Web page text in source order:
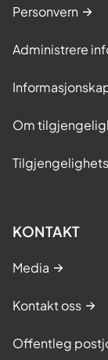
Personvern
Administrere
Om
KONTAKT
Media
Kontakt oss
Offentleg